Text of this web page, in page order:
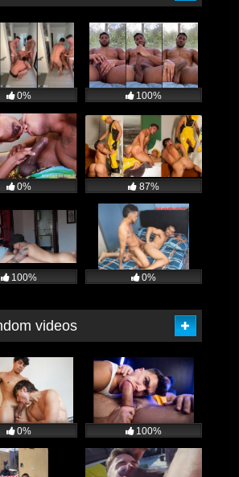
0% 100%
0% 87%
100% 0%
videos
0% 100%